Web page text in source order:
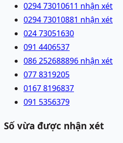
0294 73010611 nhận xét
0294 73010881 nhận xét
024 73051630
091 4406537
086 252688896 nhận xét
077 8319205
0167 8196837
091 5356379
Số vừa được nhận xét